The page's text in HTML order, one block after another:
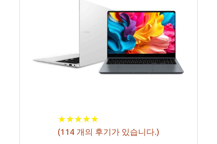
★★★★★
★★★★★
(114 개의 후기가 있습니다.)